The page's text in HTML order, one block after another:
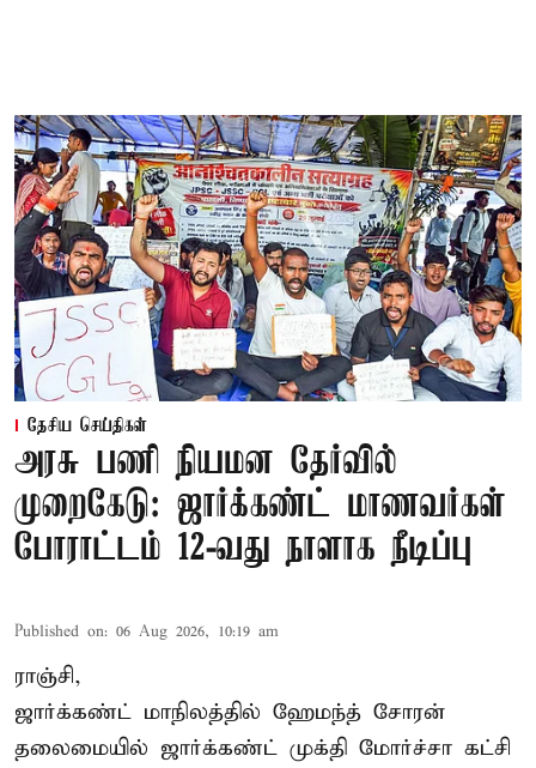
தேசிய செய்திகள்
அரசு பணி நியமன தேர்வில்
முறைகேடு: ஜார்க்கண்ட் மாணவர்கள்
போராட்டம் 12-வது நாளாக நீடிப்பு
Published on: 06 Aug 2026, 10:19 am
ராஞ்சி,
ஜார்க்கண்ட் மாநிலத்தில் ஹேமந்த் சோரன்
தலைமையில் ஜார்க்கண்ட் முக்தி மோர்ச்சா கட்சி